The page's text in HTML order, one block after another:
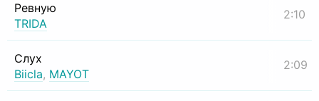
Ревную
TRIDA
2:10
Слух
Biicla, MAYOT
2:09